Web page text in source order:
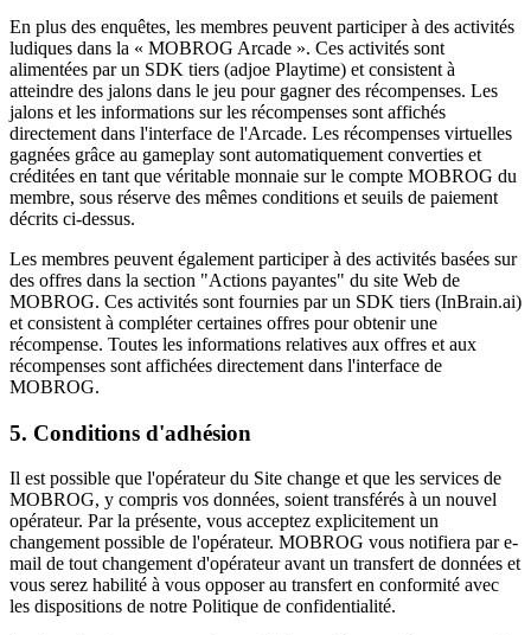
En plus des enquêtes, les membres peuvent participer à des activités
ludiques dans la « MOBROG Arcade ». Ces activités sont
alimentées par un SDK tiers (adjoe Playtime) et consistent à
atteindre des jalons dans le jeu pour gagner des récompenses. Les
jalons et les informations sur les récompenses sont affichés
directement dans l'interface de l'Arcade. Les récompenses virtuelles
gagnées grâce au gameplay sont automatiquement converties et
créditées en tant que véritable monnaie sur le compte MOBROG du
membre, sous réserve des mêmes conditions et seuils de paiement
décrits ci-dessus.
Les membres peuvent également participer à des activités basées sur
des offres dans la section "Actions payantes" du site Web de
MOBROG. Ces activités sont fournies par un SDK tiers (InBrain.ai)
et consistent à compléter certaines offres pour obtenir une
récompense. Toutes les informations relatives aux offres et aux
récompenses sont affichées directement dans l'interface de
MOBROG.
5. Conditions d'adhésion
Il est possible que l'opérateur du Site change et que les services de
MOBROG, y compris vos données, soient transférés à un nouvel
opérateur. Par la présente, vous acceptez explicitement un
changement possible de l'opérateur. MOBROG vous notifiera par e-
mail de tout changement d'opérateur avant un transfert de données et
vous serez habilité à vous opposer au transfert en conformité avec
les dispositions de notre Politique de confidentialité.